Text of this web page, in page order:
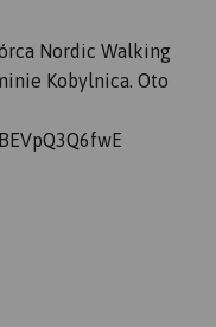
Nordic Walking
Kobylnica. Oto